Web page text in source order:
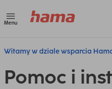
Menu
Witamy w dziale wsparcia
Pomoc i